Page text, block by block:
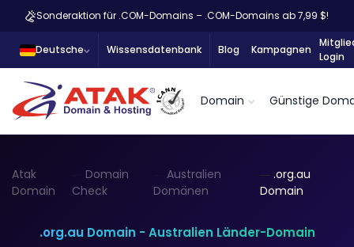
Sonderaktion für .COM-Domains – .COM-Domains ab 7,99 $!
Deutsche Wissensdatenbank Blog Kampagnen
Login
Domain Günstige
Atak
Domain
Domain
Check
Australien
Domänen
.org.au
Domain
.org.au Domain - Australien Länder-Domain